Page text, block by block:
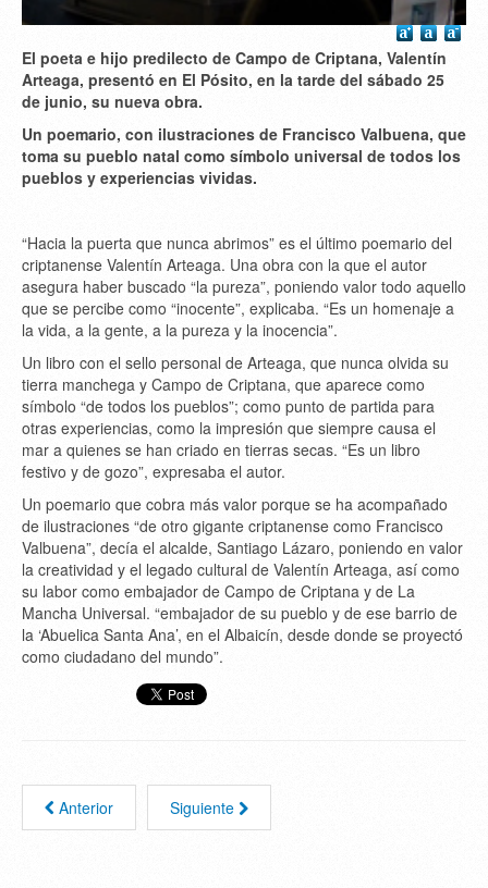
El poeta e hijo predilecto de Campo de Criptana, Valentín
Arteaga, presentó en El Pósito, en la tarde del sábado 25
de junio, su nueva obra.
Un poemario, con ilustraciones de Francisco Valbuena, que
toma su pueblo natal como símbolo universal de todos los
pueblos y experiencias vividas.
“Hacia la puerta que nunca abrimos” es el último poemario del
criptanense Valentín Arteaga. Una obra con la que el autor
asegura haber buscado “la pureza”, poniendo valor todo aquello
que se percibe como “inocente”, explicaba. “Es un homenaje a
la vida, a la gente, a la pureza y la inocencia”.
Un libro con el sello personal de Arteaga, que nunca olvida su
tierra manchega y Campo de Criptana, que aparece como
símbolo “de todos los pueblos”; como punto de partida para
otras experiencias, como la impresión que siempre causa el
mar a quienes se han criado en tierras secas. “Es un libro
festivo y de gozo”, expresaba el autor.
Un poemario que cobra más valor porque se ha acompañado
de ilustraciones “de otro gigante criptanense como Francisco
Valbuena”, decía el alcalde, Santiago Lázaro, poniendo en valor
la creatividad y el legado cultural de Valentín Arteaga, así como
su labor como embajador de Campo de Criptana y de La
Mancha Universal. “embajador de su pueblo y de ese barrio de
la ‘Abuelica Santa Ana’, en el Albaicín, desde donde se proyectó
como ciudadano del mundo”.
Anterior Siguiente